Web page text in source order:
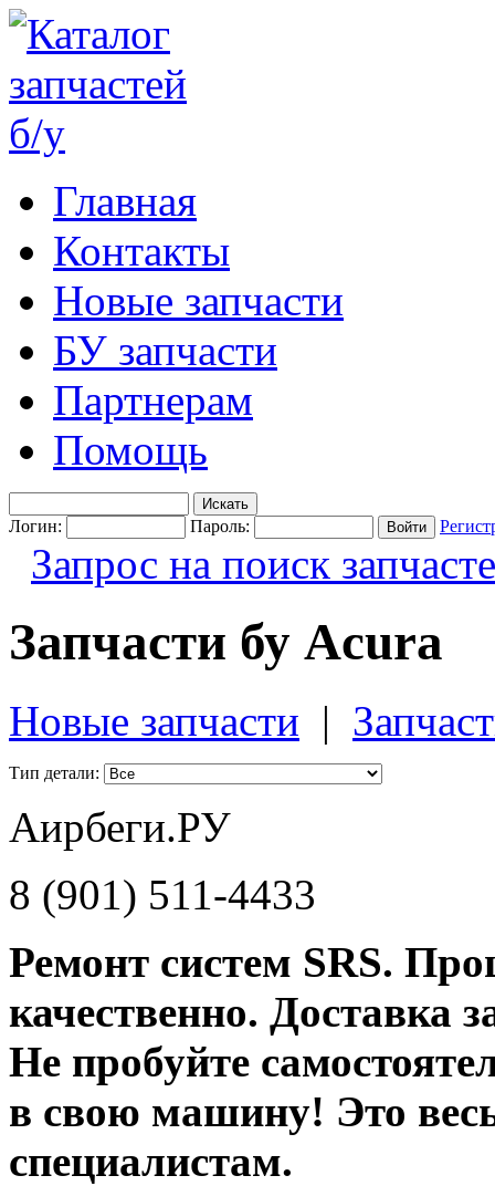
Главная
Контакты
Новые запчасти
БУ запчасти
Партнерам
Помощь
Логин: Пароль:
Запрос на поиск
Запчасти бу Acura
Новые запчасти |
Тип детали:
Аирбеги.РУ
8 (901) 511-4433
Ремонт систем SRS.
качественно. Доставка
Не пробуйте
в свою машину! Это
специалистам.